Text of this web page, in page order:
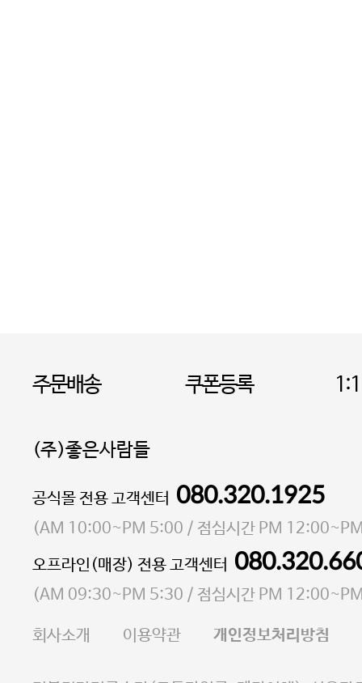
주문배송 쿠폰등록
(주)좋은사람들
대표 이성현,박영환| 개인정보관리책임자 김상현
소재지 서울특별시 마포구 마포대로4다길 41 마포
통신판매업 신고번호 2023-서울마포-3931호
사업자등록번호 105-81-58242
E-MAIL goodpeople@gpin.co.kr
사업자정보확인
이니시스 에스크로 서비
공식몰 전용 고객센터 080.320.1925
(AM 10:00~PM 5:00 / 점심시간 PM
오프라인(매장) 전용 고객센터
(AM 09:30~PM 5:30 / 점심시간 PM
회사소개 이용약관 개인정보처리방침